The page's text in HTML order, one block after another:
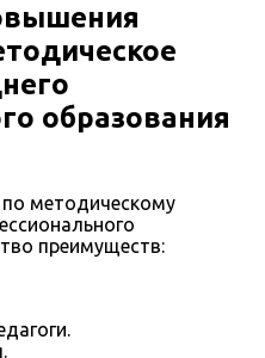
образования
методическому
преимуществ: